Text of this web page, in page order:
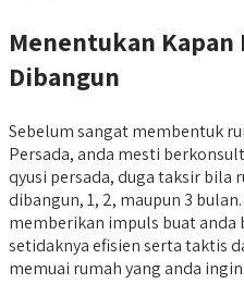
Menentukan Kapan
Dibangun
Sebelum sangat membentuk
Persada, anda mesti
qyusi persada, duga taksir bila
dibangun, 1, 2, maupun 3
memberikan impuls buat anda
setidaknya efisien serta taktis
memuai rumah yang anda